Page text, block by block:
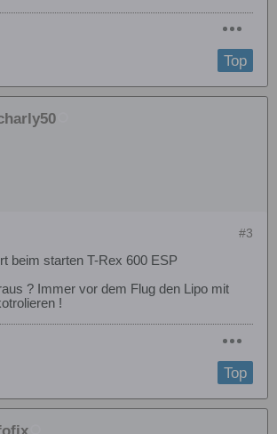
Top
#3
beim starten T-Rex 600 ESP
? Immer vor dem Flug den Lipo mit
!
Top